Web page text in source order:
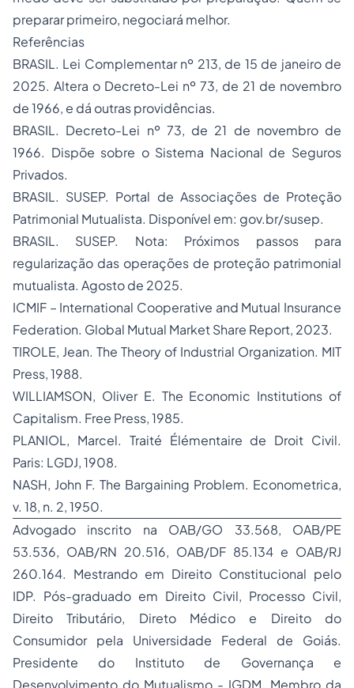
preparar primeiro, negociará melhor.
Referências
BRASIL. Lei Complementar nº 213, de 15 de janeiro de
2025. Altera o Decreto-Lei nº 73, de 21 de novembro
de 1966, e dá outras providências.
BRASIL. Decreto-Lei nº 73, de 21 de novembro de
1966. Dispõe sobre o Sistema Nacional de Seguros
Privados.
BRASIL. SUSEP. Portal de Associações de Proteção
Patrimonial Mutualista. Disponível em: gov.br/susep.
BRASIL. SUSEP. Nota: Próximos passos para
regularização das operações de proteção patrimonial
mutualista. Agosto de 2025.
ICMIF – International Cooperative and Mutual Insurance
Federation. Global Mutual Market Share Report, 2023.
TIROLE, Jean. The Theory of Industrial Organization. MIT
Press, 1988.
WILLIAMSON, Oliver E. The Economic Institutions of
Capitalism. Free Press, 1985.
PLANIOL, Marcel. Traité Élémentaire de Droit Civil.
Paris: LGDJ, 1908.
NASH, John F. The Bargaining Problem. Econometrica,
v. 18, n. 2, 1950.
Advogado inscrito na OAB/GO 33.568, OAB/PE
53.536, OAB/RN 20.516, OAB/DF 85.134 e OAB/RJ
260.164. Mestrando em Direito Constitucional pelo
IDP. Pós-graduado em Direito Civil, Processo Civil,
Direito Tributário, Direto Médico e Direito do
Consumidor pela Universidade Federal de Goiás.
Presidente do Instituto de Governança e
Desenvolvimento do Mutualismo - IGDM. Membro da